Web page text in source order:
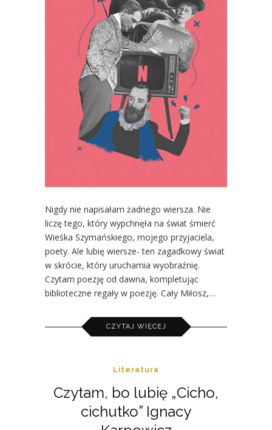
Nigdy nie napisałam żadnego wiersza. Nie
liczę tego, który wypchnęła na świat śmierć
Wieśka Szymańskiego, mojego przyjaciela,
poety. Ale lubię wiersze- ten zagadkowy świat
w skrócie, który uruchamia wyobraźnię.
Czytam poezję od dawna, kompletując
biblioteczne regały w poezję. Cały Miłosz,…
CZYTAJ WIĘCEJ
Literatura
Czytam, bo lubię „Cicho,
cichutko” Ignacy